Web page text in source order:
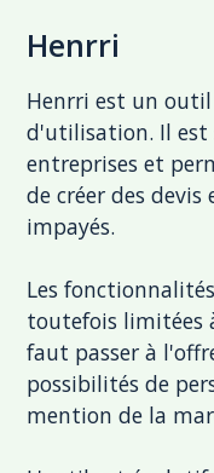
Henrri
Henrri est un
d'utilisation. Il est
entreprises et
de créer des
impayés.
Les
toutefois limitées
faut passer à
possibilités de
mention de la